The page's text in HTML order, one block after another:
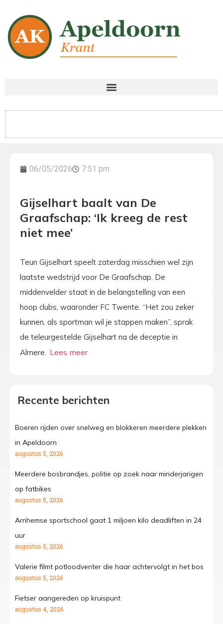
06/05/2026 7:51 pm
Gijselhart baalt van De
Graafschap: ‘Ik kreeg de rest
niet mee’
Teun Gijselhart speelt zaterdag misschien wel zijn
laatste wedstrijd voor De Graafschap. De
middenvelder staat in de belangstelling van een
hoop clubs, waaronder FC Twente. “Het zou zeker
kunnen, als sportman wil je stappen maken”, sprak
de teleurgestelde Gijselhart na de deceptie in
Almere.
Recente berichten
Boeren rijden over snelweg en blokkeren meerdere plekken
in Apeldoorn
augustus 5, 2026
Meerdere bosbrandjes, politie op zoek naar minderjarigen
op fatbikes
augustus 5, 2026
Arnhemse sportschool gaat 1 miljoen kilo deadliften in 24
uur
augustus 5, 2026
Valerie filmt potloodventer die haar achtervolgt in het bos
augustus 5, 2026
Fietser aangereden op kruispunt
augustus 4, 2026